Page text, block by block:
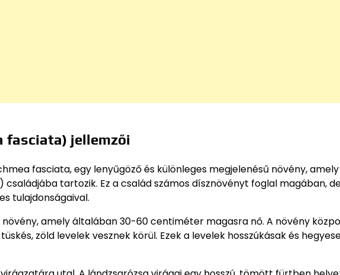
fasciata) jellemzői
fasciata, egy lenyűgöző és különleges megjelenésű növény,
tartozik. Ez a család számos dísznövényt foglal magában,
tulajdonságaival.
amely általában 30-60 centiméter magasra nő. A növény
zöld levelek vesznek körül. Ezek a levelek hosszúkásak és